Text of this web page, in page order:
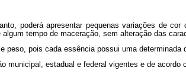
poderá apresentar pequenas variações de
tempo de maceração, sem alteração das
peso, pois cada essência possui uma
municipal, estadual e federal vigentes e de